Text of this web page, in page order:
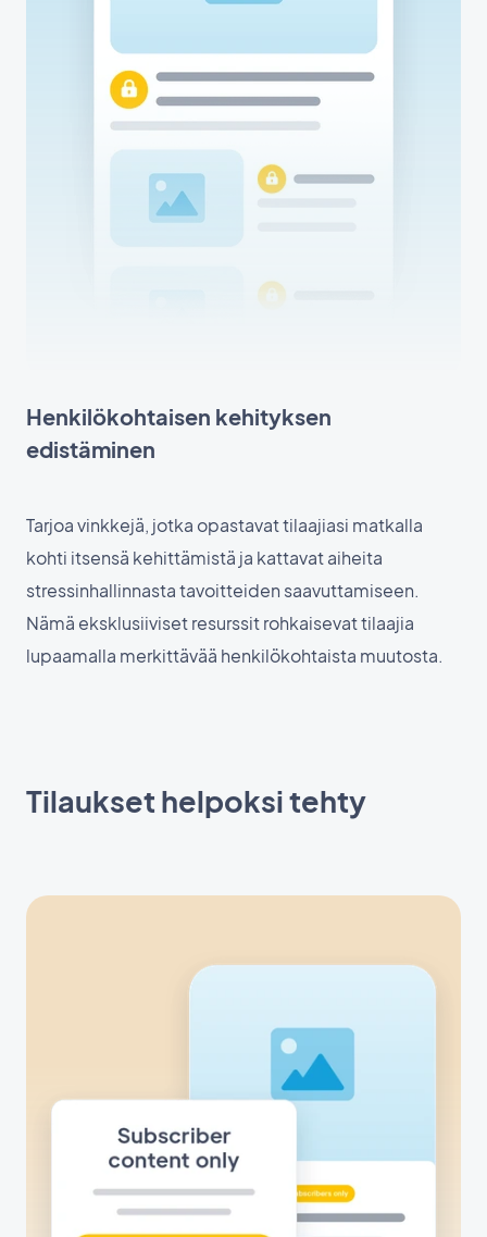
Henkilökohtaisen kehityksen
edistäminen
Tarjoa vinkkejä, jotka opastavat tilaajiasi matkalla
kohti itsensä kehittämistä ja kattavat aiheita
stressinhallinnasta tavoitteiden saavuttamiseen.
Nämä eksklusiiviset resurssit rohkaisevat tilaajia
lupaamalla merkittävää henkilökohtaista muutosta.
Tilaukset helpoksi tehty